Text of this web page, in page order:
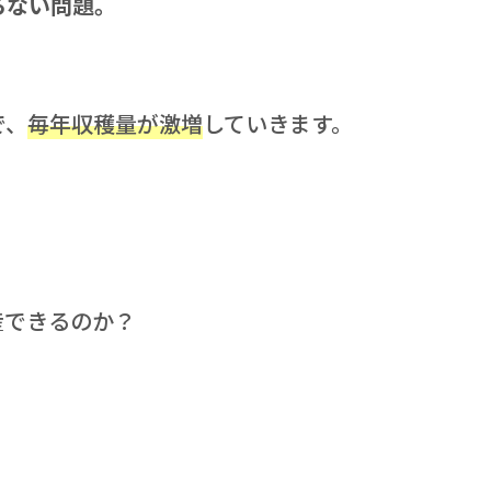
毎年収穫量が激増していきます。
きるのか？